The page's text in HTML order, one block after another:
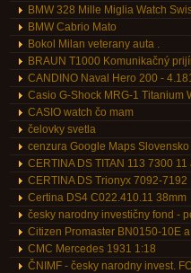
BMW 328 Mille Miglia Watch
BMW Cabrio Mato
Bokol Milan veterany auta .
BRAUN T1000 Komunikačný
CANDINO Naval Hero 200 -
Casio G-Shock MRG-1 Titanium
CASIO watch čo mam
čelovky svetla
cenzura Google Maps Slovensko
CERTINA DS TITAN 113 7300
CERTINA DS Trionyx 7092-7192
Certina DS4 C022.410.11 38mm
česky narodny investičny fond -
Citizen Promaster BN0150-10E
CMC Mercedes 1931 1:18
ČNIMF - česky narodny invest.